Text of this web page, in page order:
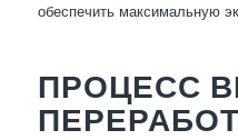
обеспечить максимальную
ПРОЦЕСС